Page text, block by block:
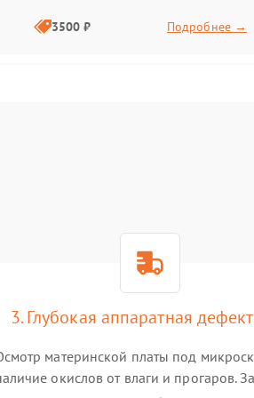
3500 ₽ Подробнее →
3000 ₽ Подробнее →
3. Глубокая аппаратная
материнской платы под
окислов от влаги и прогаров.